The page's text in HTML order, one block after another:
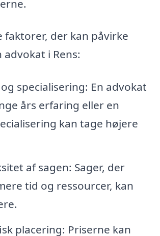
faktorer, der kan påvirke
i Rens:
specialisering: En advokat
års erfaring eller en
kan tage højere
af sagen: Sager, der
tid og ressourcer, kan
placering: Priserne kan